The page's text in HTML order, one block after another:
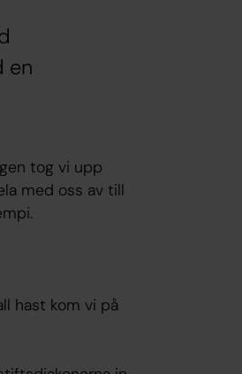
en
tog vi upp
med oss av till
hast kom vi på